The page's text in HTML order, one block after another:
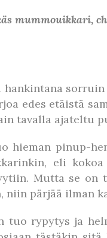
mummouikkari,
hankintana
edes etäistä
tavalla ajateltu
hieman pinup-
eli
Mutta se on
niin pärjää ilman
tuo rypytys ja